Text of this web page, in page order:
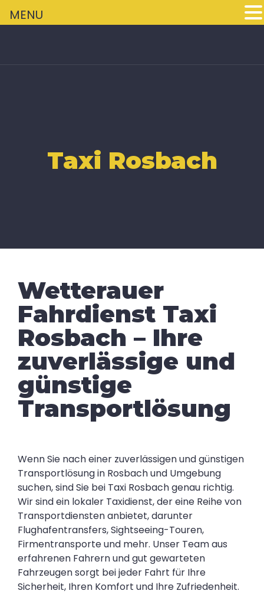
Taxi Rosbach
Wetterauer
Fahrdienst Taxi
Rosbach – Ihre
zuverlässige und
günstige
Transportlösung
Wenn Sie nach einer zuverlässigen und günstigen
Transportlösung in Rosbach und Umgebung
suchen, sind Sie bei Taxi Rosbach genau richtig.
Wir sind ein lokaler Taxidienst, der eine Reihe von
Transportdiensten anbietet, darunter
Flughafentransfers, Sightseeing-Touren,
Firmentransporte und mehr. Unser Team aus
erfahrenen Fahrern und gut gewarteten
Fahrzeugen sorgt bei jeder Fahrt für Ihre
Sicherheit, Ihren Komfort und Ihre Zufriedenheit.
MENU